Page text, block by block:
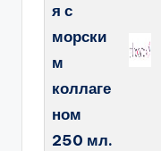
я с
морски
м
коллаге
ном
250 мл.